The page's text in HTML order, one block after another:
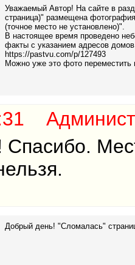
Уважаемый Автор! На сайте в
страница)" размещена
(точное место не установлено)".
В настоящее время проведено
факты с указанием адресов
https://pastvu.com/p/127493
Можно уже это фото
Спасибо.
Добрый день! "Сломалась"